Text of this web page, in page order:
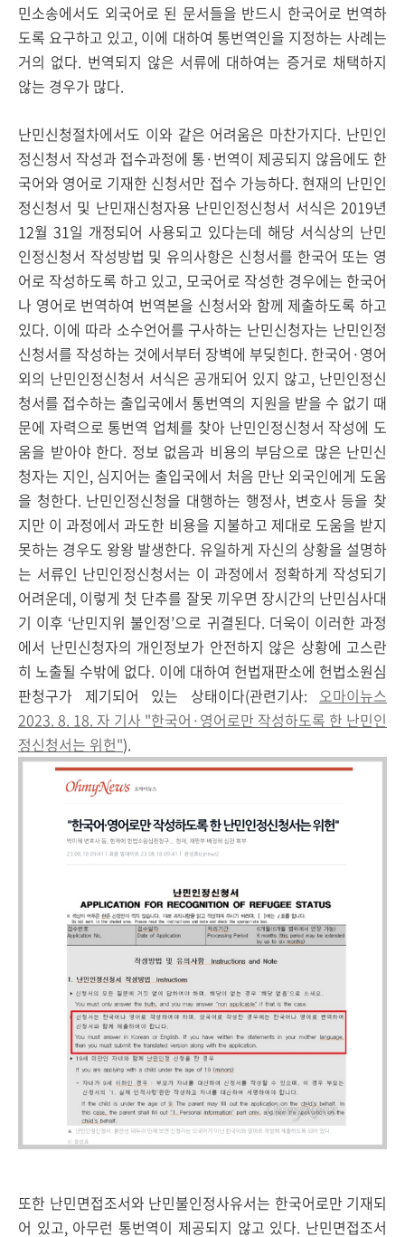
민소송에서도 외국어로 된 문서들을 반드시 한국어로 번역하
도록 요구하고 있고, 이에 대하여 통번역인을 지정하는 사례는
거의 없다. 번역되지 않은 서류에 대하여는 증거로 채택하지
않는 경우가 많다.
난민신청절차에서도 이와 같은 어려움은 마찬가지다. 난민인
정신청서 작성과 접수과정에 통·번역이 제공되지 않음에도 한
국어와 영어로 기재한 신청서만 접수 가능하다. 현재의 난민인
정신청서 및 난민재신청자용 난민인정신청서 서식은 2019년
12월 31일 개정되어 사용되고 있다는데 해당 서식상의 난민
인정신청서 작성방법 및 유의사항은 신청서를 한국어 또는 영
어로 작성하도록 하고 있고, 모국어로 작성한 경우에는 한국어
나 영어로 번역하여 번역본을 신청서와 함께 제출하도록 하고
있다. 이에 따라 소수언어를 구사하는 난민신청자는 난민인정
신청서를 작성하는 것에서부터 장벽에 부딪힌다. 한국어·영어
외의 난민인정신청서 서식은 공개되어 있지 않고, 난민인정신
청서를 접수하는 출입국에서 통번역의 지원을 받을 수 없기 때
문에 자력으로 통번역 업체를 찾아 난민인정신청서 작성에 도
움을 받아야 한다. 정보 없음과 비용의 부담으로 많은 난민신
청자는 지인, 심지어는 출입국에서 처음 만난 외국인에게 도움
을 청한다. 난민인정신청을 대행하는 행정사, 변호사 등을 찾
지만 이 과정에서 과도한 비용을 지불하고 제대로 도움을 받지
못하는 경우도 왕왕 발생한다. 유일하게 자신의 상황을 설명하
는 서류인 난민인정신청서는 이 과정에서 정확하게 작성되기
어려운데, 이렇게 첫 단추를 잘못 끼우면 장시간의 난민심사대
기 이후 ‘난민지위 불인정’으로 귀결된다. 더욱이 이러한 과정
에서 난민신청자의 개인정보가 안전하지 않은 상황에 고스란
히 노출될 수밖에 없다. 이에 대하여 헌법재판소에 헌법소원심
판청구가 제기되어 있는 상태이다(관련기사: 오마이뉴스
2023. 8. 18. 자 기사 "한국어·영어로만 작성하도록 한 난민인
정신청서는 위헌").
또한 난민면접조서와 난민불인정사유서는 한국어로만 기재되
어 있고, 아무런 통번역이 제공되지 않고 있다. 난민면접조서